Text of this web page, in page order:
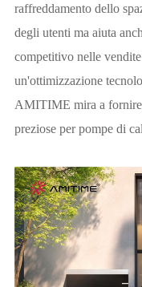
raffreddamento dello
degli utenti ma aiuta
competitivo nelle
un'ottimizzazione
AMITIME mira a
preziose per pompe di